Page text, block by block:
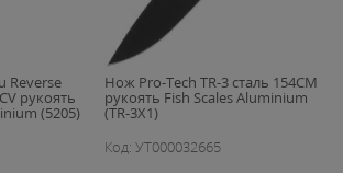
Reverse
рукоять
(5205)
Нож Pro-Tech TR-3 сталь 154CM
рукоять Fish Scales Aluminium
(TR-3X1)
Код: УТ000032665